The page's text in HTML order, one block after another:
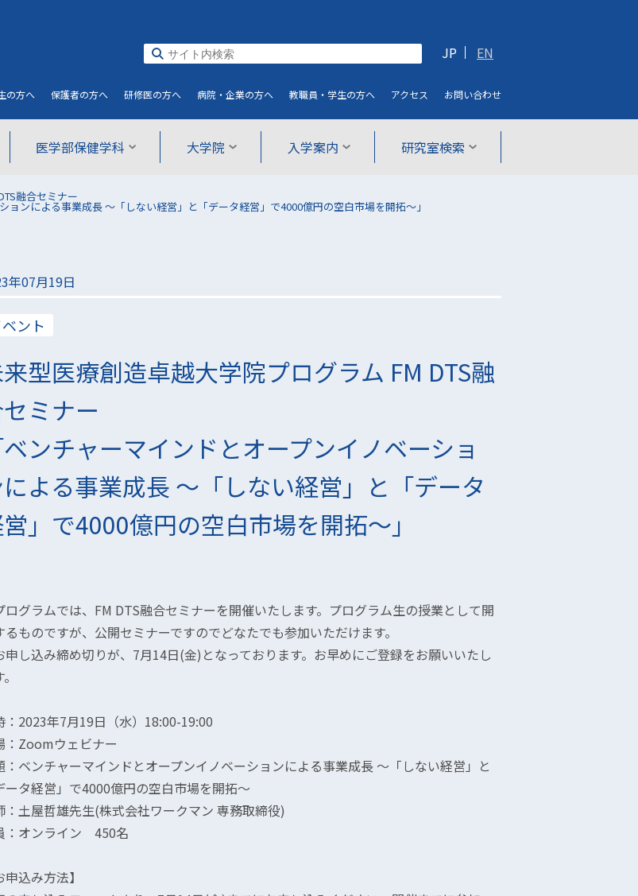
医学部保健学科 大学院 入学案内 研究室検索
JP EN
の方へ 保護者の方へ 研修医の方へ 病院・企業の方へ 教職員・学生の方へ アクセス お問い合わせ
融合セミナー
ョンによる事業成長 〜「しない経営」と「データ経営」で4000億円の空白市場を開拓〜」
年07月19日
ント
型医療創造卓越大学院プログラム FM DTS融
ミナー
ベンチャーマインドとオープンイノベーショ
よる事業成長 〜「しない経営」と「データ
」で4000億円の空白市場を開拓〜」
ログラムでは、FM DTS融合セミナーを開催いたします。プログラム生の授業として開
るものですが、公開セミナーですのでどなたでも参加いただけます。
し込み締め切りが、7月14日(金)となっております。お早めにご登録をお願いいたし
：2023年7月19日（水）18:00-19:00
：Zoomウェビナー
：ベンチャーマインドとオープンイノベーションによる事業成長 〜「しない経営」と
ータ経営」で4000億円の空白市場を開拓〜
：土屋哲雄先生(株式会社ワークマン 専務取締役)
：オンライン 450名
申込み方法】